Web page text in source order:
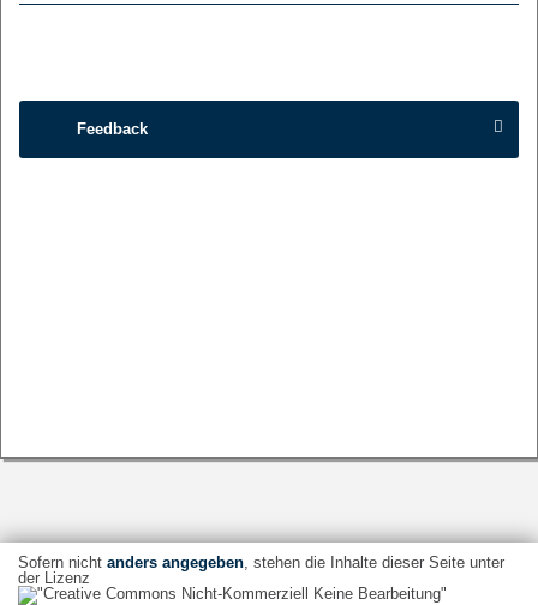
Feedback
Sofern nicht anders angegeben, stehen die Inhalte dieser Seite unter
der Lizenz